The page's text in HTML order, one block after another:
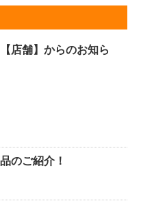
店舗】からのお知ら
のご紹介！